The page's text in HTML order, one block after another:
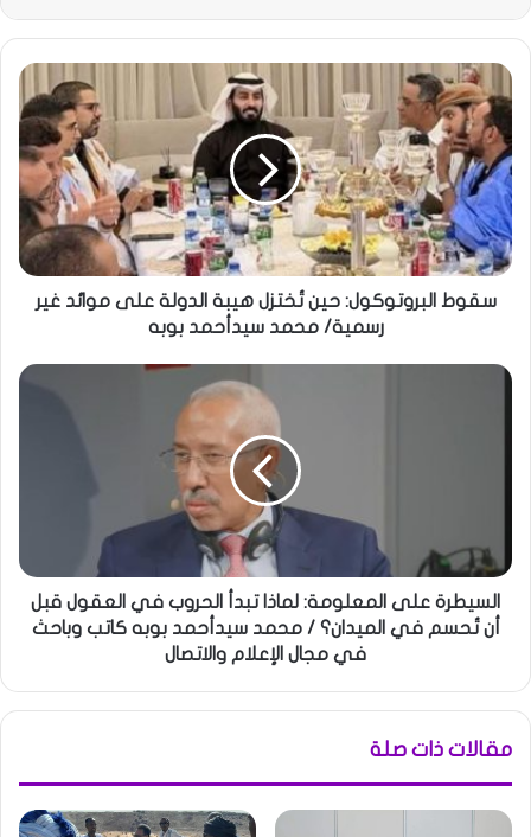
سقوط البروتوكول: حين تُختزل هيبة الدولة على موائد غير
رسمية/ محمد سيدأحمد بوبه
السيطرة على المعلومة: لماذا تبدأ الحروب في العقول قبل
أن تُحسم في الميدان؟ / محمد سيدأحمد بوبه كاتب وباحث
في مجال الإعلام والاتصال
مقالات ذات صلة